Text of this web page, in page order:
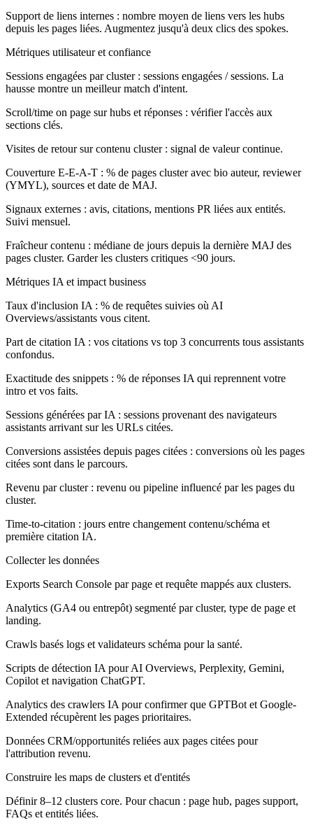
Support de liens internes : nombre moyen de liens vers les hubs
depuis les pages liées. Augmentez jusqu'à deux clics des spokes.
Métriques utilisateur et confiance
Sessions engagées par cluster : sessions engagées / sessions. La
hausse montre un meilleur match d'intent.
Scroll/time on page sur hubs et réponses : vérifier l'accès aux
sections clés.
Visites de retour sur contenu cluster : signal de valeur continue.
Couverture E-E-A-T : % de pages cluster avec bio auteur, reviewer
(YMYL), sources et date de MAJ.
Signaux externes : avis, citations, mentions PR liées aux entités.
Suivi mensuel.
Fraîcheur contenu : médiane de jours depuis la dernière MAJ des
pages cluster. Garder les clusters critiques <90 jours.
Métriques IA et impact business
Taux d'inclusion IA : % de requêtes suivies où AI
Overviews/assistants vous citent.
Part de citation IA : vos citations vs top 3 concurrents tous assistants
confondus.
Exactitude des snippets : % de réponses IA qui reprennent votre
intro et vos faits.
Sessions générées par IA : sessions provenant des navigateurs
assistants arrivant sur les URLs citées.
Conversions assistées depuis pages citées : conversions où les pages
citées sont dans le parcours.
Revenu par cluster : revenu ou pipeline influencé par les pages du
cluster.
Time-to-citation : jours entre changement contenu/schéma et
première citation IA.
Collecter les données
Exports Search Console par page et requête mappés aux clusters.
Analytics (GA4 ou entrepôt) segmenté par cluster, type de page et
landing.
Crawls basés logs et validateurs schéma pour la santé.
Scripts de détection IA pour AI Overviews, Perplexity, Gemini,
Copilot et navigation ChatGPT.
Analytics des crawlers IA pour confirmer que GPTBot et Google-
Extended récupèrent les pages prioritaires.
Données CRM/opportunités reliées aux pages citées pour
l'attribution revenu.
Construire les maps de clusters et d'entités
Définir 8–12 clusters core. Pour chacun : page hub, pages support,
FAQs et entités liées.